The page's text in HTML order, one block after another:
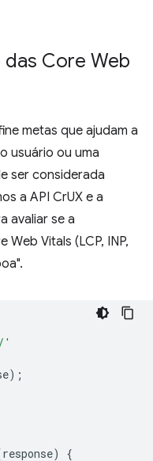
Core Web
metas que ajudam a
usuário ou uma
ser considerada
a API CrUX e a
avaliar se a
Vitals (LCP, INP,
'
);
response)
{